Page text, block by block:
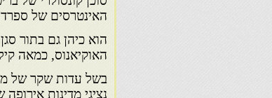
האינטרסים של
הוא כיהן גם בתור
האוקיאנוס, כמאה
נציגי מדינות